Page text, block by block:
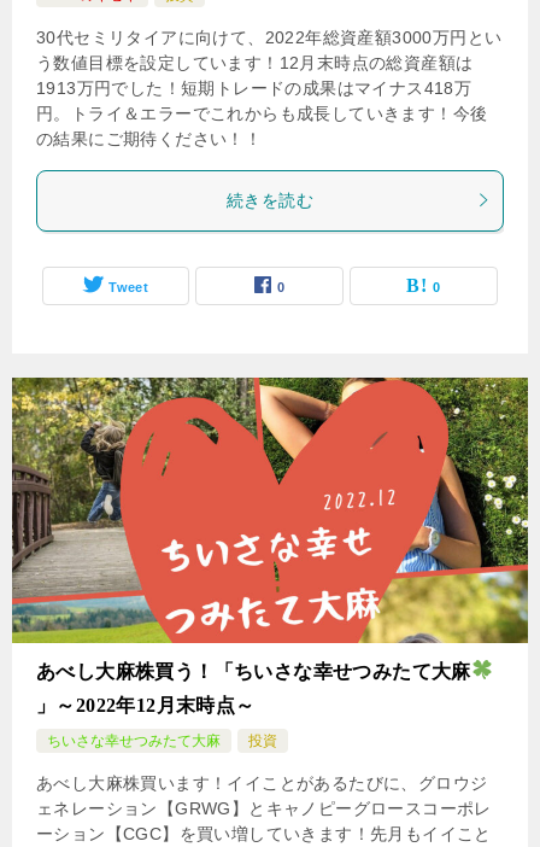
30代セミリタイアに向けて、2022年総資産額3000万円とい
う数値目標を設定しています！12月末時点の総資産額は
1913万円でした！短期トレードの成果はマイナス418万
円。トライ＆エラーでこれからも成長していきます！今後
の結果にご期待ください！！
続きを読む
Tweet 0 0
あべし大麻株買う！「ちいさな幸せつみたて大麻
」～2022年12月末時点～
ちいさな幸せつみたて大麻 投資
あべし大麻株買います！イイことがあるたびに、グロウジ
ェネレーション【GRWG】とキャノピーグロースコーポレ
ーション【CGC】を買い増していきます！先月もイイこと